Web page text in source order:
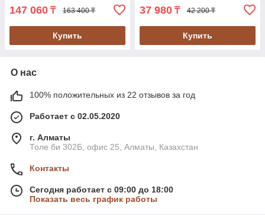
147 060 ₸ 163 400 ₸
Купить
37 980 ₸ 42 200 ₸
Купить
О нас
100% положительных из 22 отзывов за год
Работает с 02.05.2020
г. Алматы
Толе би 302Б, офис 25, Алматы, Казахстан
Контакты
Сегодня работает с 09:00 до 18:00
Показать весь график работы